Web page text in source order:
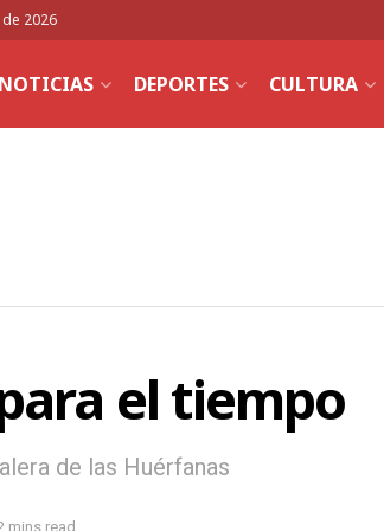
2026
NOTICIAS DEPORTES CULTURA
el tiempo
de las Huérfanas
mins read